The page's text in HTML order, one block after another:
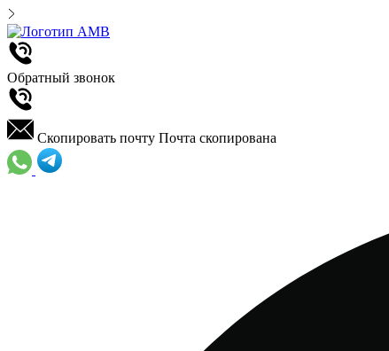
Обратный звонок
Скопировать почту Почта скопирована